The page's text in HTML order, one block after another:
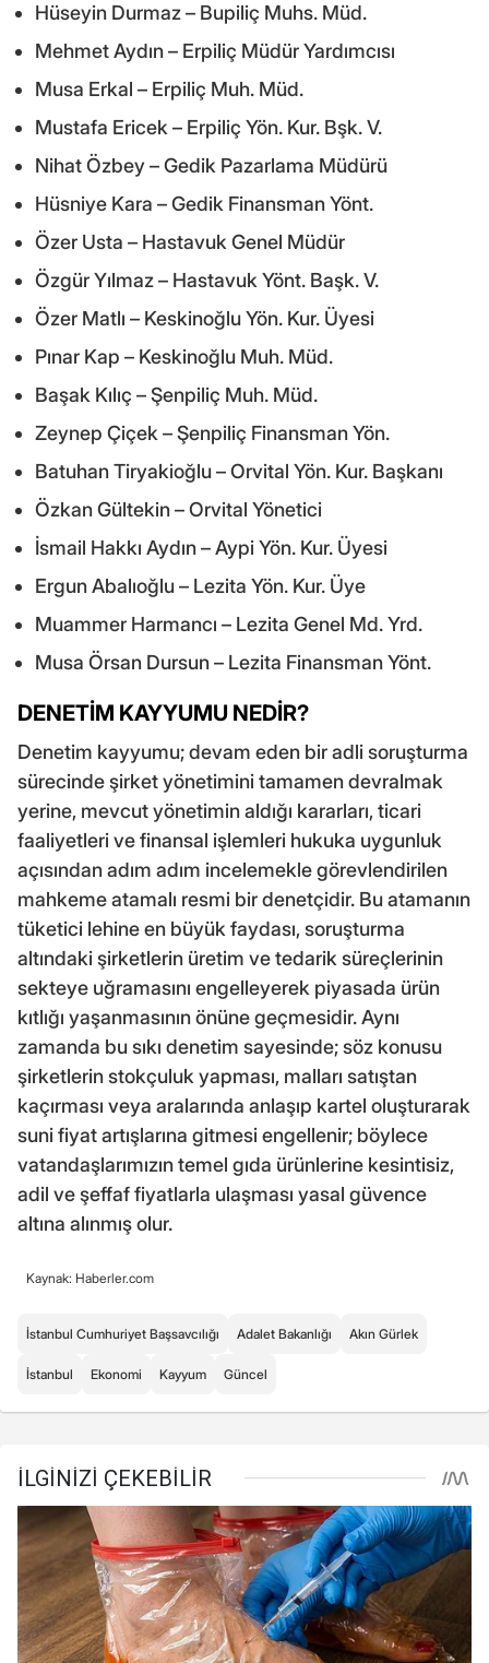
Hüseyin Durmaz – Bupiliç Muhs. Müd.
Mehmet Aydın – Erpiliç Müdür Yardımcısı
Musa Erkal – Erpiliç Muh. Müd.
Mustafa Ericek – Erpiliç Yön. Kur. Bşk. V.
Nihat Özbey – Gedik Pazarlama Müdürü
Hüsniye Kara – Gedik Finansman Yönt.
Özer Usta – Hastavuk Genel Müdür
Özgür Yılmaz – Hastavuk Yönt. Başk. V.
Özer Matlı – Keskinoğlu Yön. Kur. Üyesi
Pınar Kap – Keskinoğlu Muh. Müd.
Başak Kılıç – Şenpiliç Muh. Müd.
Zeynep Çiçek – Şenpiliç Finansman Yön.
Batuhan Tiryakioğlu – Orvital Yön. Kur. Başkanı
Özkan Gültekin – Orvital Yönetici
İsmail Hakkı Aydın – Aypi Yön. Kur. Üyesi
Ergun Abalıoğlu – Lezita Yön. Kur. Üye
Muammer Harmancı – Lezita Genel Md. Yrd.
Musa Örsan Dursun – Lezita Finansman Yönt.
DENETİM KAYYUMU NEDİR?
Denetim kayyumu; devam eden bir adli soruşturma
sürecinde şirket yönetimini tamamen devralmak
yerine, mevcut yönetimin aldığı kararları, ticari
faaliyetleri ve finansal işlemleri hukuka uygunluk
açısından adım adım incelemekle görevlendirilen
mahkeme atamalı resmi bir denetçidir. Bu atamanın
tüketici lehine en büyük faydası, soruşturma
altındaki şirketlerin üretim ve tedarik süreçlerinin
sekteye uğramasını engelleyerek piyasada ürün
kıtlığı yaşanmasının önüne geçmesidir. Aynı
zamanda bu sıkı denetim sayesinde; söz konusu
şirketlerin stokçuluk yapması, malları satıştan
kaçırması veya aralarında anlaşıp kartel oluşturarak
suni fiyat artışlarına gitmesi engellenir; böylece
vatandaşlarımızın temel gıda ürünlerine kesintisiz,
adil ve şeffaf fiyatlarla ulaşması yasal güvence
altına alınmış olur.
Kaynak: Haberler.com
İstanbul Cumhuriyet Başsavcılığı Adalet Bakanlığı Akın Gürlek
İstanbul Ekonomi Kayyum Güncel